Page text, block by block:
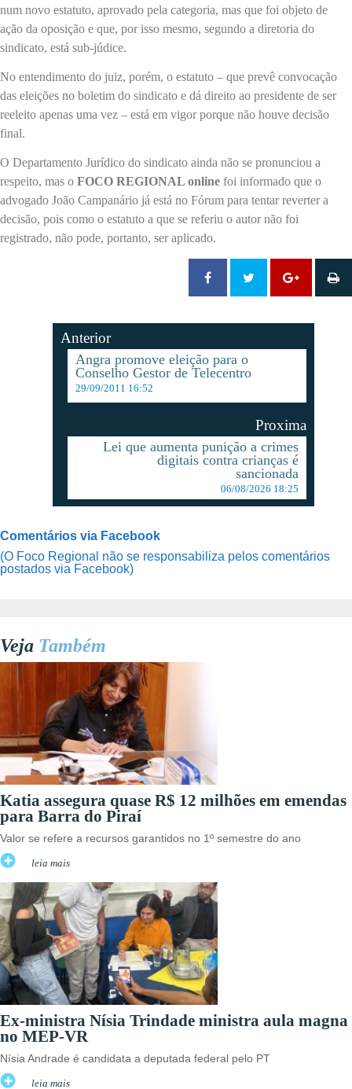
num novo estatuto, aprovado pela categoria, mas que foi objeto de
ação da oposição e que, por isso mesmo, segundo a diretoria do
sindicato, está sub-júdice.
No entendimento do juiz, porém, o estatuto – que prevê convocação
das eleições no boletim do sindicato e dá direito ao presidente de ser
reeleito apenas uma vez – está em vigor porque não houve decisão
final.
O Departamento Jurídico do sindicato ainda não se pronunciou a
respeito, mas o FOCO REGIONAL online foi informado que o
advogado João Campanário já está no Fórum para tentar reverter a
decisão, pois como o estatuto a que se referiu o autor não foi
registrado, não pode, portanto, ser aplicado.
Anterior
Angra promove eleição para o
Conselho Gestor de Telecentro
29/09/2011 16:52
Proxima
Lei que aumenta punição a crimes
digitais contra crianças é
sancionada
06/08/2026 18:25
Comentários via Facebook
(O Foco Regional não se responsabiliza pelos comentários
postados via Facebook)
Veja Também
Katia assegura quase R$ 12 milhões em emendas
para Barra do Piraí
Valor se refere a recursos garantidos no 1º semestre do ano
leia mais
Ex-ministra Nísia Trindade ministra aula magna
no MEP-VR
Nísia Andrade é candidata a deputada federal pelo PT
leia mais